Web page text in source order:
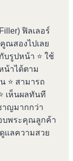
ฟิลเลอร์
ณสองไปเลย
บรูปหน้า ⭐️ ใช้
น้าได้ตาม
⭐️ สามารถ
เห็นผลทันที
าญมากกว่า
บพระคุณลูกค้า
แลความสวย